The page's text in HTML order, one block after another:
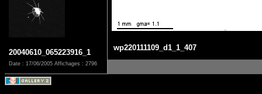
20040610_065223916_1
Date : 17/06/2005 Affichages : 2796
wp220111109_d1_1_407